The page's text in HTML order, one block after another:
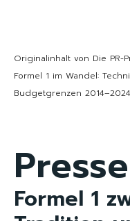
Originalinhalt von Die PR-
Formel 1 im Wandel:
Budgetgrenzen
Formel 1